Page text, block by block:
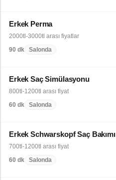
Erkek Perma
2000tl-3000tl arası fiyatlar
90 dk
Salonda
Erkek Saç Simülasyonu
800tl-1200tl arası fiyat
60 dk
Salonda
Erkek Schwarskopf Saç Bakımı
700tl-1200tl arası fiyat
60 dk
Salonda